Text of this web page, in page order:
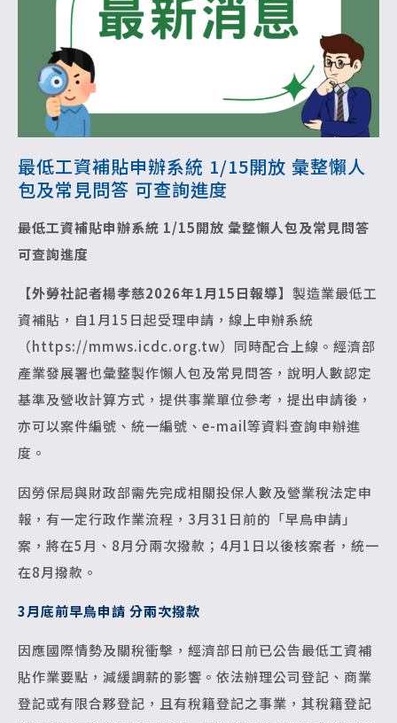
最低工資補貼申辦系統 1/15開放 彙整懶人
包及常見問答 可查詢進度
最低工資補貼申辦系統 1/15開放 彙整懶人包及常見問答
可查詢進度
【外勞社記者楊孝慈2026年1月15日報導】 製造業最低工
資補貼，自1月15日起受理申請，線上申辦系統
（https://mmws.icdc.org.tw）同時配合上線。經濟部
產業發展署也彙整製作懶人包及常見問答，說明人數認定
基準及營收計算方式，提供事業單位參考，提出申請後，
亦可以案件編號、統一編號、e-mail等資料查詢申辦進
度。
因勞保局與財政部需先完成相關投保人數及營業稅法定申
報，有一定行政作業流程，3月31日前的「早鳥申請」
案，將在5月、8月分兩次撥款；4月1日以後核案者，統一
在8月撥款。
3月底前早鳥申請 分兩次撥款
因應國際情勢及關稅衝擊，經濟部日前已公告最低工資補
貼作業要點，減緩調薪的影響。依法辦理公司登記、商業
登記或有限合夥登記，且有稅籍登記之事業，其稅籍登記